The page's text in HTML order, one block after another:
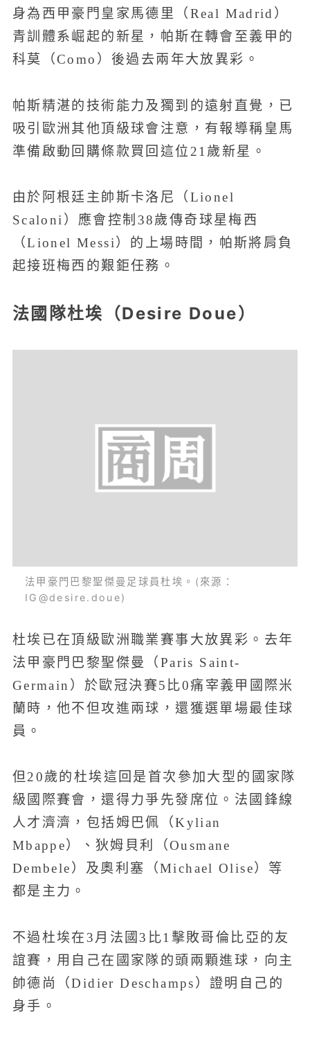
身為西甲豪門皇家馬德里（Real Madrid）
青訓體系崛起的新星，帕斯在轉會至義甲的
科莫（Como）後過去兩年大放異彩。
帕斯精湛的技術能力及獨到的遠射直覺，已
吸引歐洲其他頂級球會注意，有報導稱皇馬
準備啟動回購條款買回這位21歲新星。
由於阿根廷主帥斯卡洛尼（Lionel
Scaloni）應會控制38歲傳奇球星梅西
（Lionel Messi）的上場時間，帕斯將肩負
起接班梅西的艱鉅任務。
法國隊杜埃（Desire Doue）
法甲豪門巴黎聖傑曼足球員杜埃。(來源：
IG@desire.doue)
杜埃已在頂級歐洲職業賽事大放異彩。去年
法甲豪門巴黎聖傑曼（Paris Saint-
Germain）於歐冠決賽5比0痛宰義甲國際米
蘭時，他不但攻進兩球，還獲選單場最佳球
員。
但20歲的杜埃這回是首次參加大型的國家隊
級國際賽會，還得力爭先發席位。法國鋒線
人才濟濟，包括姆巴佩（Kylian
Mbappe）、狄姆貝利（Ousmane
Dembele）及奧利塞（Michael Olise）等
都是主力。
不過杜埃在3月法國3比1擊敗哥倫比亞的友
誼賽，用自己在國家隊的頭兩顆進球，向主
帥德尚（Didier Deschamps）證明自己的
身手。